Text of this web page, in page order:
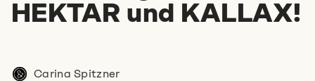
HEKTAR und KALLAX!
Carina Spitzner
ich würde mich gerne mit